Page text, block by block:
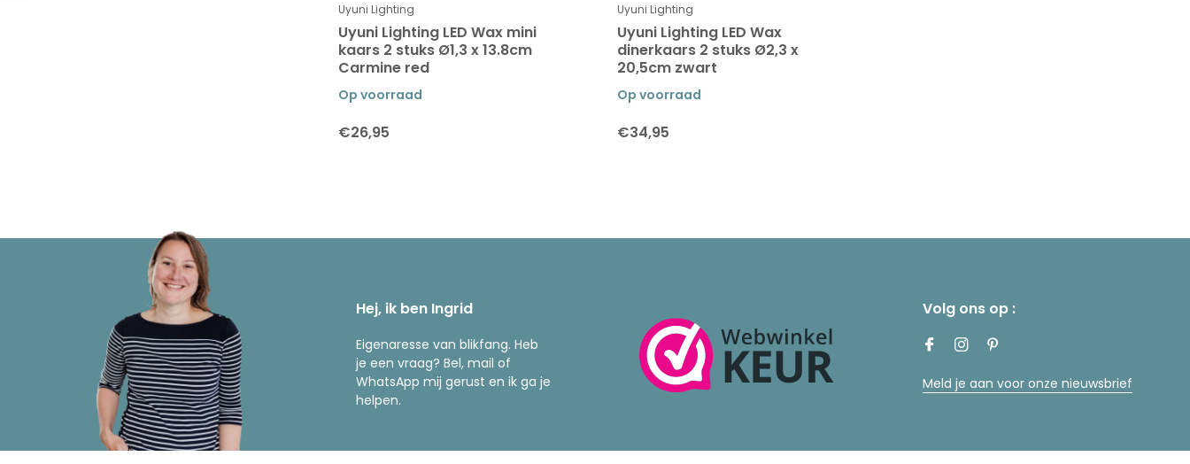
Uyuni Lighting
Uyuni Lighting LED Wax mini
kaars 2 stuks Ø1,3 x 13.8cm
Carmine red
Op voorraad
€26,95
Uyuni Lighting
Uyuni Lighting LED Wax
dinerkaars 2 stuks Ø2,3 x
20,5cm zwart
Op voorraad
€34,95
Hej, ik ben Ingrid
Eigenaresse van blikfang. Heb
je een vraag? Bel, mail of
WhatsApp mij gerust en ik ga je
helpen.
Volg ons op :
Meld je aan voor onze nieuwsbrief